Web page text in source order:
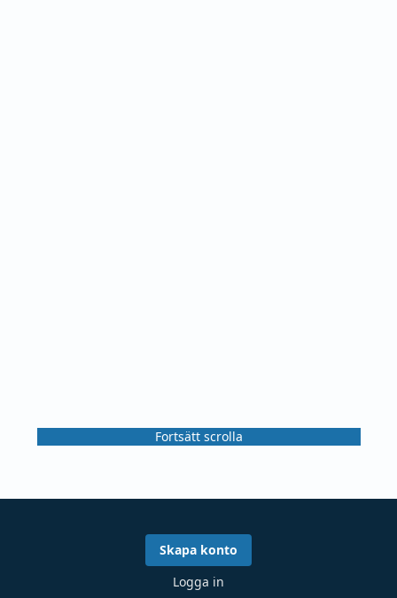
Fortsätt scrolla
Skapa konto
Logga in